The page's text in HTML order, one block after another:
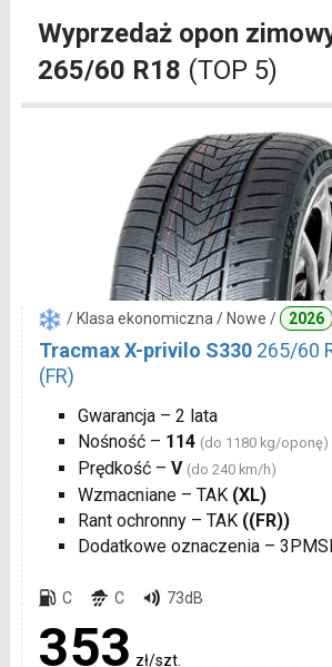
Wyprzedaż opon
265/60 R18 (TOP 5)
/ Klasa ekonomiczna / Nowe / 2026
Tracmax X-privilo S330 265/60
(FR)
Gwarancja – 2 lata
Nośność – 114 (do 1180 kg/oponę)
Prędkość – V (do 240 km/h)
Wzmacniane – TAK (XL)
Rant ochronny – TAK ((FR))
Dodatkowe oznaczenia –
C C 73dB
353 zł/szt.